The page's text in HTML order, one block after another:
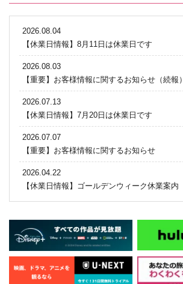
2026.08.04
【休業日情報】8月11日は休業日です
2026.08.03
【重要】お客様情報に関するお知らせ（続報）
2026.07.13
【休業日情報】7月20日は休業日です
2026.07.07
【重要】お客様情報に関するお知らせ
2026.04.22
【休業日情報】ゴールデンウィーク休業案内